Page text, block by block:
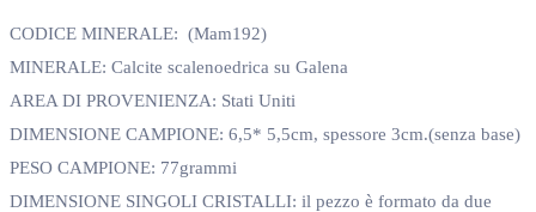
CODICE MINERALE: (Mam192)
MINERALE: Calcite scalenoedrica su Galena
AREA DI PROVENIENZA: Stati Uniti
DIMENSIONE CAMPIONE: 6,5* 5,5cm, spessore 3cm.(senza base)
PESO CAMPIONE: 77grammi
DIMENSIONE SINGOLI CRISTALLI: il pezzo è formato da due